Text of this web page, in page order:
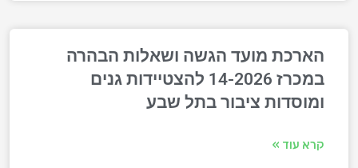
הארכת מועד הגשה ושאלות הבהרה
במכרז 14-2026 להצטיידות גנים
ומוסדות ציבור בתל שבע
קרא עוד »